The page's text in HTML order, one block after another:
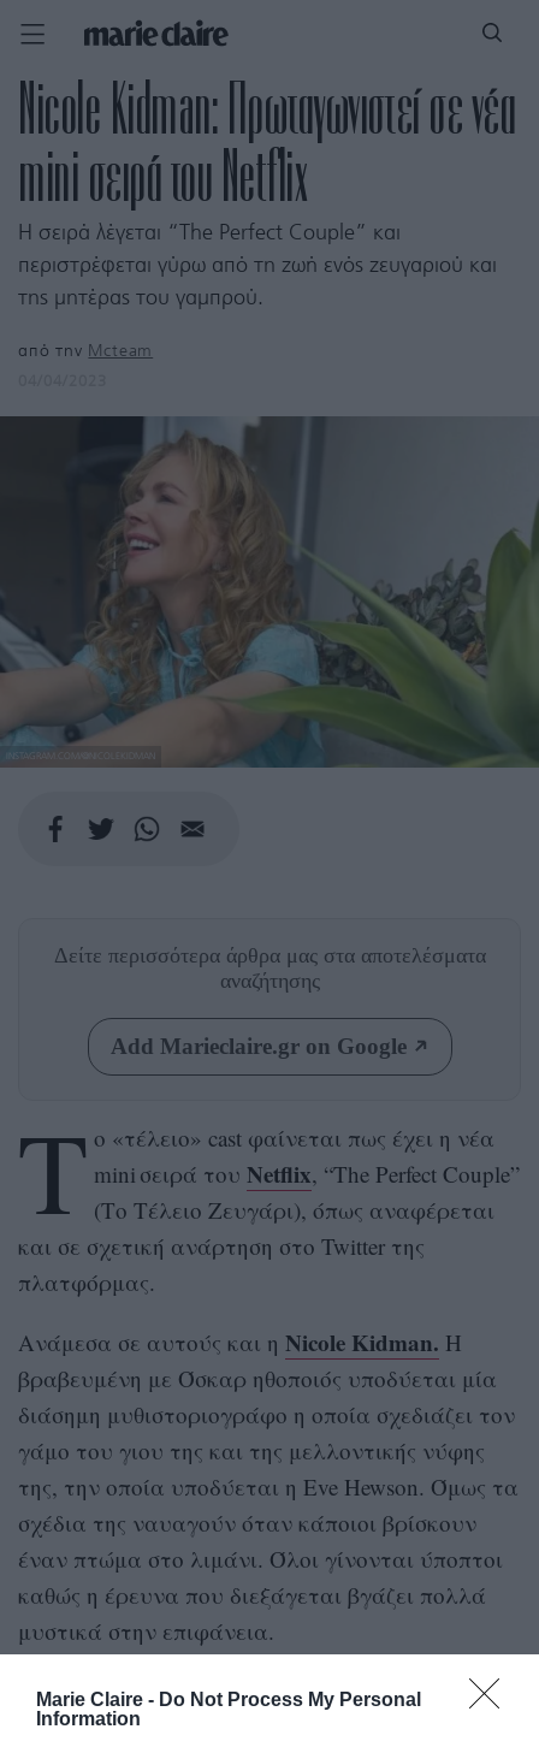
Marie Claire - Do Not Process My Personal
Information
Nicole Kidman: Πρωταγωνιστεί σε νέα
mini σειρά του Netflix
Η σειρά λέγεται “The Perfect Couple” και
περιστρέφεται γύρω από τη ζωή ενός ζευγαριού και
της μητέρας του γαμπρού.
από την Mcteam
INSTAGRAM.COM/@NICOLEKIDMAN
Δείτε περισσότερα άρθρα μας στα αποτελέσματα
αναζήτησης
Add Marieclaire.gr on Google
Τ ο «τέλειο» cast φαίνεται πως έχει η νέα
mini σειρά του Netflix, “The Perfect Couple”
(Το Τέλειο Ζευγάρι), όπως αναφέρεται
και σε σχετική ανάρτηση στο Twitter της
πλατφόρμας.
Ανάμεσα σε αυτούς και η Nicole Kidman. Η
βραβευμένη με Όσκαρ ηθοποιός υποδύεται μία
διάσημη μυθιστοριογράφο η οποία σχεδιάζει τον
γάμο του γιου της και της μελλοντικής νύφης
της, την οποία υποδύεται η Eve Hewson. Όμως τα
σχέδια της ναυαγούν όταν κάποιοι βρίσκουν
έναν πτώμα στο λιμάνι. Όλοι γίνονται ύποπτοι
καθώς η έρευνα που διεξάγεται βγάζει πολλά
μυστικά στην επιφάνεια.